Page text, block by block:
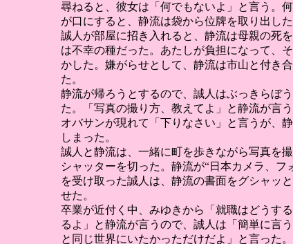
尋ねると、彼女は「何でもないよ」と言う。
が口にすると、静流は袋から位牌を取り出した
誠人が部屋に招き入れると、静流は母親の死
は不幸の種だった。あたしが負担になって、
かした。嫌がらせとして、静流は市山と付き
た。
静流が帰ろうとするので、誠人はぶっきらぼ
た。「写真の撮り方、教えてよ」と静流が言
オバサンが現れて「下りなさい」と言うが、
しまった。
誠人と静流は、一緒に町を歩きながら写真を
シャッターを切った。静流が“日本カメラ、
を受け取った誠人は、静流の書面をグシャッ
せた。
卒業が近付く中、みゆきから「就職はどうす
るよ」と静流が言うので、誠人は「簡単に言
と同じ世界にいたかっただけだよ」と言った。